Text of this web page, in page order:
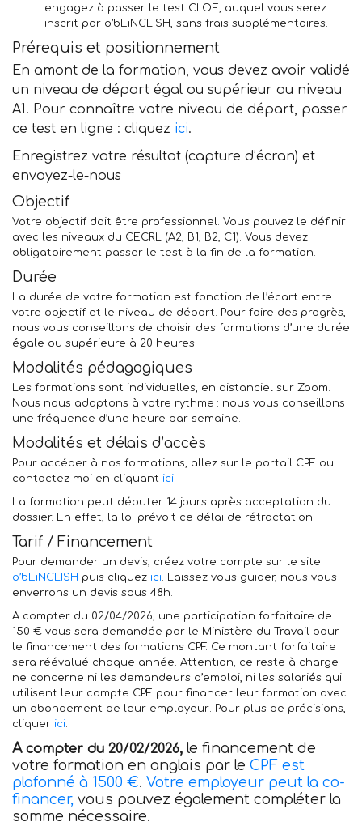
engagez à passer le test CLOE, auquel vous serez
inscrit par o’bEiNGLISH, sans frais supplémentaires.
Prérequis et positionnement
En amont de la formation, vous devez avoir validé
un niveau de départ égal ou supérieur au niveau
A1. Pour connaître votre niveau de départ, passer
ce test en ligne : cliquez ici.
Enregistrez votre résultat (capture d’écran) et
envoyez-le-nous
Objectif
Votre objectif doit être professionnel. Vous pouvez le définir
avec les niveaux du CECRL (A2, B1, B2, C1). Vous devez
obligatoirement passer le test à la fin de la formation.
Durée
La durée de votre formation est fonction de l’écart entre
votre objectif et le niveau de départ. Pour faire des progrès,
nous vous conseillons de choisir des formations d’une durée
égale ou supérieure à 20 heures.
Modalités pédagogiques
Les formations sont individuelles, en distanciel sur Zoom.
Nous nous adaptons à votre rythme : nous vous conseillons
une fréquence d’une heure par semaine.
Modalités et délais d’accès
Pour accéder à nos formations, allez sur le portail CPF ou
contactez moi en cliquant ici.
La formation peut débuter 14 jours après acceptation du
dossier. En effet, la loi prévoit ce délai de rétractation.
Tarif / Financement
Pour demander un devis, créez votre compte sur le site
o’bEiNGLISH puis cliquez ici. Laissez vous guider, nous vous
enverrons un devis sous 48h.
A compter du 02/04/2026, une participation forfaitaire de
150 € vous sera demandée par le Ministère du Travail pour
le financement des formations CPF. Ce montant forfaitaire
sera réévalué chaque année. Attention, ce reste à charge
ne concerne ni les demandeurs d’emploi, ni les salariés qui
utilisent leur compte CPF pour financer leur formation avec
un abondement de leur employeur. Pour plus de précisions,
cliquer ici.
Acompter du 20/02/2026, le financement de
votre formation en anglais par le CPF est
plafonné à 1500 €. Votre employeur peut la co-
financer, vous pouvez également compléter la
somme nécessaire.